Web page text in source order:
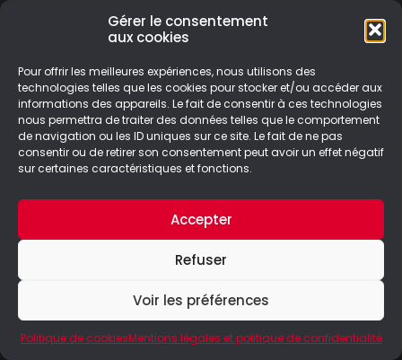
Gérer le consentement
aux cookies
Pour offrir les meilleures expériences, nous utilisons des
technologies telles que les cookies pour stocker et/ou accéder aux
informations des appareils. Le fait de consentir à ces technologies
nous permettra de traiter des données telles que le comportement
de navigation ou les ID uniques sur ce site. Le fait de ne pas
consentir ou de retirer son consentement peut avoir un effet négatif
sur certaines caractéristiques et fonctions.
Accepter
Refuser
Voir les préférences
Politique de cookiesMentions légales et politique de confidentialité